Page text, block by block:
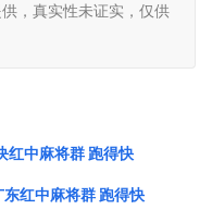
，真实性未证实，仅供
红中麻将群 跑得快
东红中麻将群 跑得快